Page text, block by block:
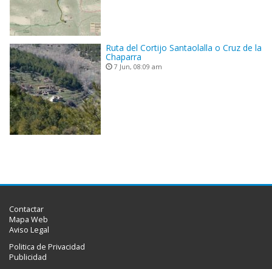
Ruta del Cortijo Santaolalla o Cruz de la
Chaparra
7 Jun, 08:09 am
Contactar
Mapa Web
Aviso Legal
Politica de Privacidad
Publicidad